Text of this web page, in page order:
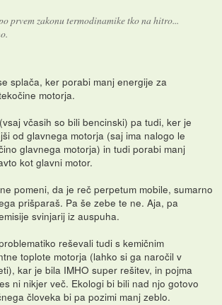
prvem zakonu termodinamike tko na hitro...
splača, ker porabi manj energije za
motorja.
včasih so bili bencinski) pa tudi, ker je
od glavnega motorja (saj ima nalogo le
glavnega motorja) in tudi porabi manj
kot glavni motor.
pomeni, da je reč perpetum mobile, sumarno
prišparaš. Pa še zebe te ne. Aja, pa
svinjarij iz auspuha.
reševali tudi s kemičnim
toplote motorja (lahko si ga naročil v
kar je bila IMHO super rešitev, in pojma
ni nikjer več. Ekologi bi bili nad njo gotovo
človeka bi pa pozimi manj zeblo.